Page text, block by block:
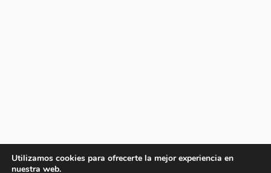
Utilizamos cookies para ofrecerte la mejor experiencia en
nuestra web.